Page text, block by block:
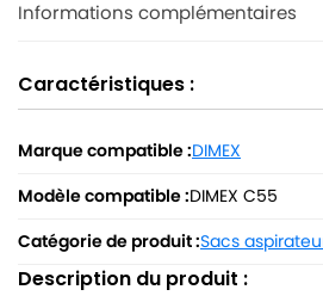
Informations complémentaires
Caractéristiques :
Marque compatible :DIMEX
Modèle compatible :DIMEX C55
Catégorie de produit :Sacs
Description du produit :